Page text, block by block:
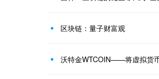
区块链：量子财富观
沃特金WTCOIN——将虚拟货